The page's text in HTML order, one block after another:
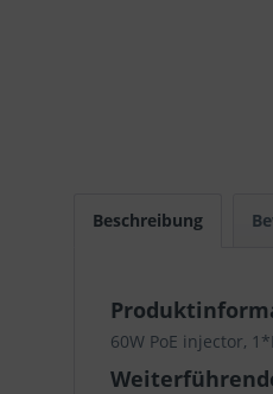
Beschreibung
60W PoE injector,